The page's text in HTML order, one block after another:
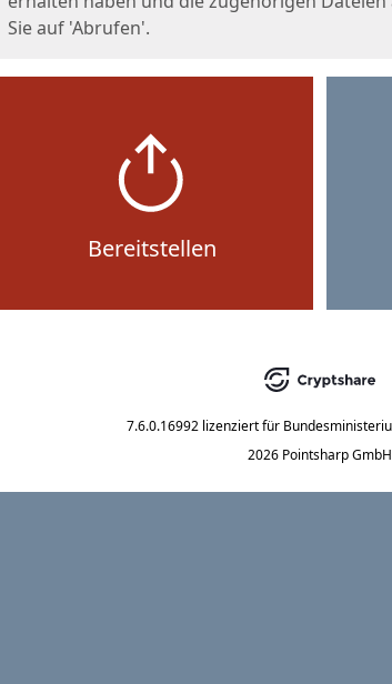
Sie auf 'Abrufen'.
Bereitstellen
7.6.0.16992 lizenziert für
2026 Pointsharp GmbH